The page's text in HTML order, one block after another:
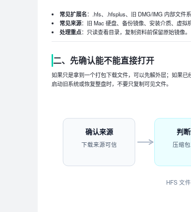
常见扩展名：.hfs、.hfsplus、旧 DMG/IMG 内部文件系
常见来源：旧 Mac 硬盘、备份镜像、安装介质、虚拟
处理重点：只读查看目录，复制资料前保留原始镜像。
二、先确认能不能直接打开
如果只是拿到一个打包下载文件，可以先解外层；如果
启动旧系统或恢复整盘时，不要只复制可见文件。
确认来源
下载来源可信
判
压缩
HFS 文